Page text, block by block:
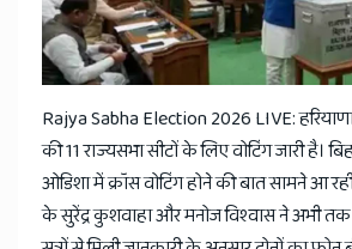
Rajya Sabha Election 2026 LIVE:
की 11 राज्यसभा सीटों के लिए वोटिंग जारी है।
ओडिशा में क्रॉस वोटिंग होने की बात सामने आ
के सुरेंद्र कुशवाहा और मनोज विश्वास ने अभी तक